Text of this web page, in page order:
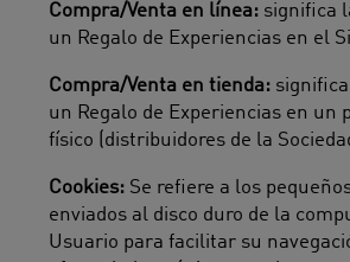
Compra/Venta en línea: significa
un Regalo de Experiencias en el
Compra/Venta en tienda:
un Regalo de Experiencias en un
físico (distribuidores de la
Cookies: Se refiere a los
enviados al disco duro de la
Usuario para facilitar su